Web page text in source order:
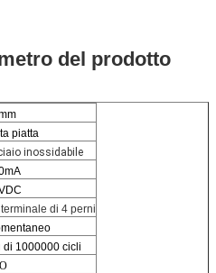
del prodotto
piatta
inossidabile
di 4 perni
di 1000000 cicli